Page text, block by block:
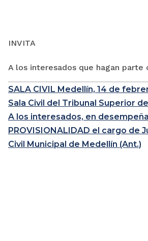
INVITA
A los interesados que hagan parte
SALA CIVIL Medellín, 14 de
Sala Civil del Tribunal Superior
A los interesados, en
PROVISIONALIDAD el cargo de
Civil Municipal de Medellín (Ant.)